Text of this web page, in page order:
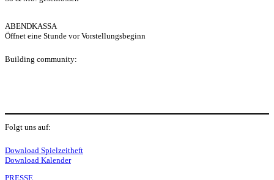
ABENDKASSA
Öffnet eine Stunde vor Vorstellungsbeginn
Building community:
P
Folgt uns auf:
Y
Download Spielzeitheft
Download Kalender
PRESSE